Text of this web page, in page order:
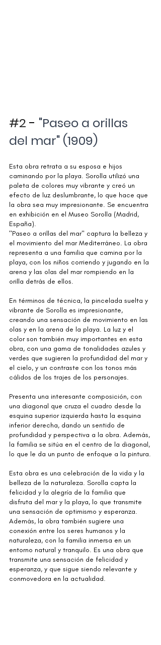
#2 - "Paseo a orillas
del mar" (1909)
Esta obra retrata a su esposa e hijos
caminando por la playa. Sorolla utilizó una
paleta de colores muy vibrante y creó un
efecto de luz deslumbrante, lo que hace que
la obra sea muy impresionante. Se encuentra
en exhibición en el Museo Sorolla (Madrid,
España).
"Paseo a orillas del mar" captura la belleza y
el movimiento del mar Mediterráneo. La obra
representa a una familia que camina por la
playa, con los niños corriendo y jugando en la
arena y las olas del mar rompiendo en la
orilla detrás de ellos.
En términos de técnica, la pincelada suelta y
vibrante de Sorolla es impresionante,
creando una sensación de movimiento en las
olas y en la arena de la playa. La luz y el
color son también muy importantes en esta
obra, con una gama de tonalidades azules y
verdes que sugieren la profundidad del mar y
el cielo, y un contraste con los tonos más
cálidos de los trajes de los personajes.
Presenta una interesante composición, con
una diagonal que cruza el cuadro desde la
esquina superior izquierda hasta la esquina
inferior derecha, dando un sentido de
profundidad y perspectiva a la obra. Además,
la familia se sitúa en el centro de la diagonal,
lo que le da un punto de enfoque a la pintura.
Esta obra es una celebración de la vida y la
belleza de la naturaleza. Sorolla capta la
felicidad y la alegría de la familia que
disfruta del mar y la playa, lo que transmite
una sensación de optimismo y esperanza.
Además, la obra también sugiere una
conexión entre los seres humanos y la
naturaleza, con la familia inmersa en un
entorno natural y tranquilo. Es una obra que
transmite una sensación de felicidad y
esperanza, y que sigue siendo relevante y
conmovedora en la actualidad.